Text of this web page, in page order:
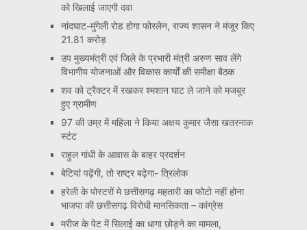
को खिलाई जाएगी दवा
नांदघाट-मुंगेली रोड होगा फोरलेन, राज्य शासन ने मंजूर किए
21.81 करोड़
उप मुख्यमंत्री एवं जिले के प्रभारी मंत्री अरुण साव लेंगे
विभागीय योजनाओं और विकास कार्यों की समीक्षा बैठक
शव को ट्रैक्टर में रखकर श्मशान घाट ले जाने को मजबूर
हुए ग्रामीण
97 की उम्र में महिला ने किया अक्षय कुमार जैसा खतरनाक
स्टंट
राहुल गांधी के आवास के बाहर प्रदर्शन
बेटियां पढ़ेंगी, तो राष्ट्र बढ़ेगा- त्रिलोक
हरेली के पोस्टरों मे छत्तीसगढ़ महतारी का फोटो नहीं होना
भाजपा की छत्तीसगढ़ विरोधी मानसिकता – कांग्रेस
मरीज के पेट में सिलाई का धागा छोड़ने का मामला,